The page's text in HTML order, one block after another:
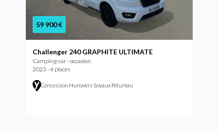
59 900 €
Challenger 240 GRAPHITE ULTIMATE
Camping-car - occasion
2023 - 4 places
Concession Hunyvers Soyaux Pétureau